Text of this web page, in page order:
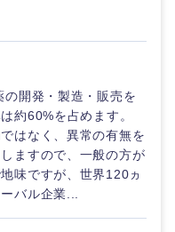
和歌山県
開発・製造・販売を
約60%を占めます。
はなく、異常の有無を
ますので、一般の方が
味ですが、世界120ヵ
バル企業...